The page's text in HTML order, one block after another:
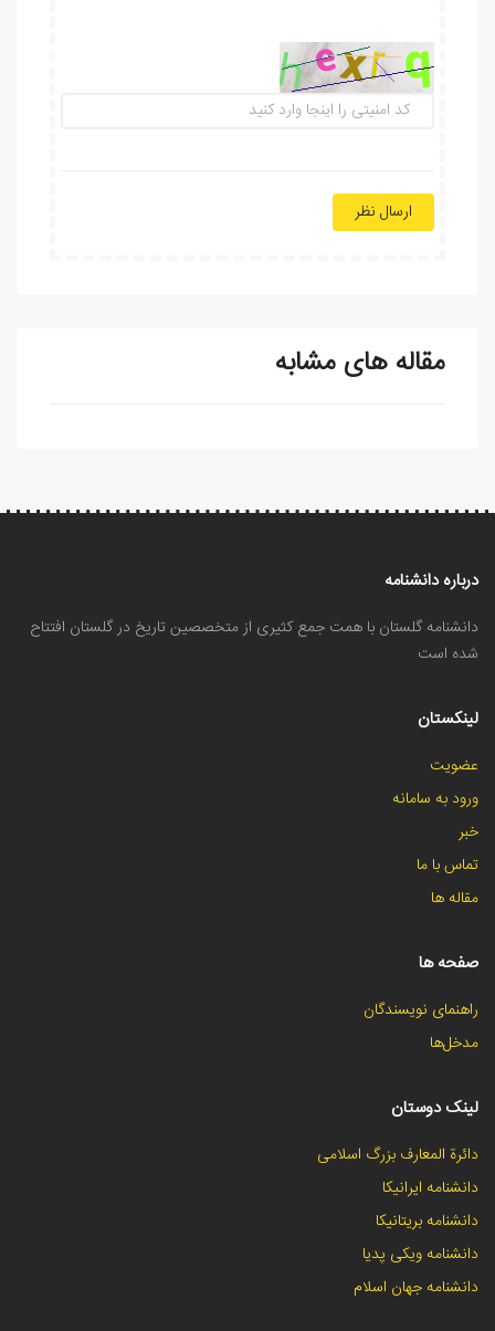
ارسال نظر
مقاله های مشابه
درباره دانشنامه
دانشنامه گلستان با همت جمع کثیری از متخصصین تاریخ در گلستان افتتاح
شده است
لینکستان
عضویت
ورود به سامانه
خبر
تماس با ما
مقاله ها
صفحه ها
راهنمای نویسندگان
مدخل‌ها
لینک دوستان
دائرة المعارف بزرگ اسلامی
دانشنامه ایرانیکا
دانشنامه بریتانیکا
دانشنامه ویکی پدیا
دانشنامه جهان اسلام